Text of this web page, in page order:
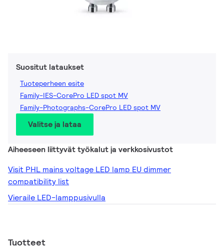
Suositut lataukset
Tuoteperheen esite
Family-IES-CorePro LED spot MV
Family-Photographs-CorePro LED spot MV
Valitse ja lataa
Aiheeseen liittyvät työkalut ja verkkosivustot
Visit PHL mains voltage LED lamp EU dimmer
compatibility list
Vieraile LED-lamppusivulla
Tuotteet